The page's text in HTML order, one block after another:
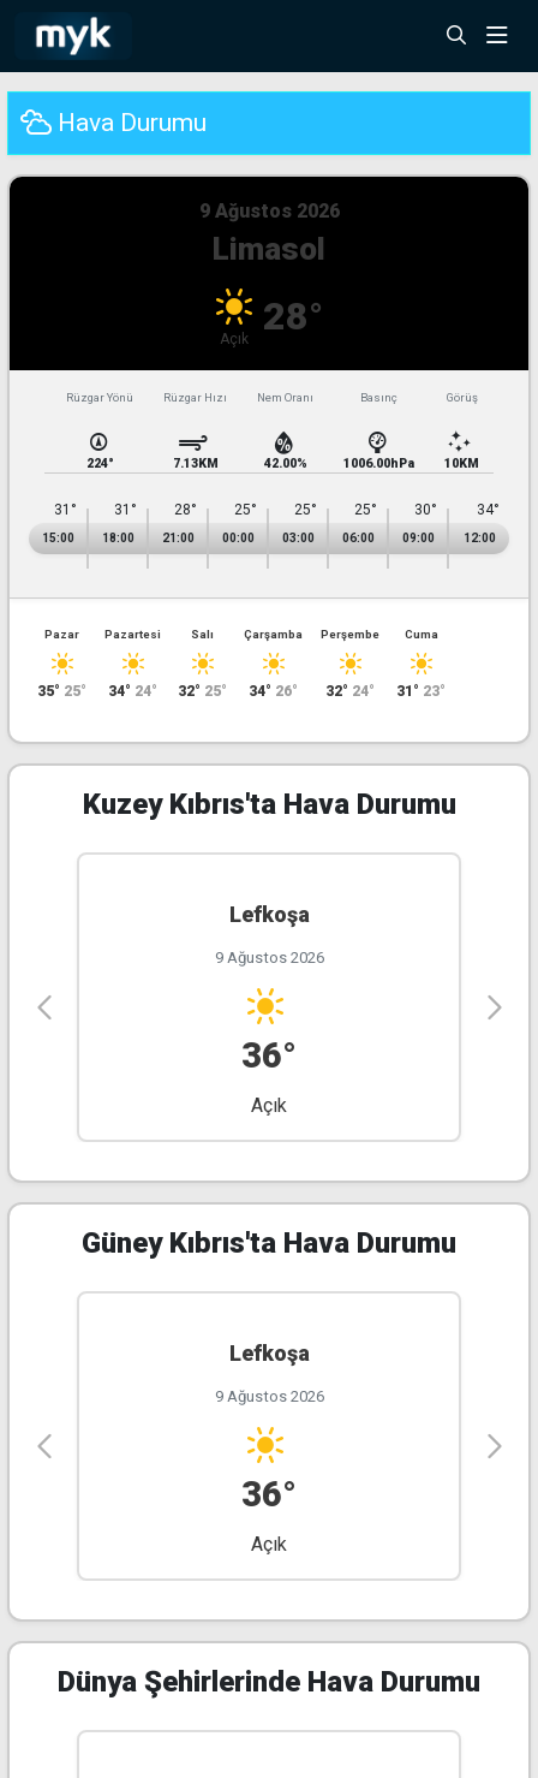
Hava Durumu
9 Ağustos 2026
Limasol
Açık
28°
15:00
31°
18:00
31°
21:00
28°
00:00
25°
03:00
25°
06:00
25°
09:00
30°
12:00
34°
Pazartesi
Kuzey Kıbrıs'ta Hava Durumu
Lefkoşa
9 Ağustos 2026
36°
Açık
Güney Kıbrıs'ta Hava Durumu
Lefkoşa
9 Ağustos 2026
36°
Açık
Dünya Şehirlerinde Hava Durumu